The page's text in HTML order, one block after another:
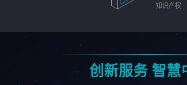
知识产权
创新服务 智慧